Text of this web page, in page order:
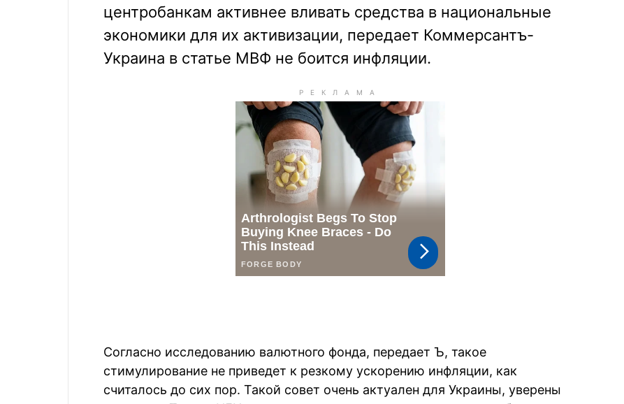
центробанкам активнее вливать средства в национальные
экономики для их активизации, передает Коммерсантъ-
Украина в статье МВФ не боится инфляции.
Согласно исследованию валютного фонда, передает Ъ, такое
стимулирование не приведет к резкому ускорению инфляции, как
считалось до сих пор. Такой совет очень актуален для Украины, уверены